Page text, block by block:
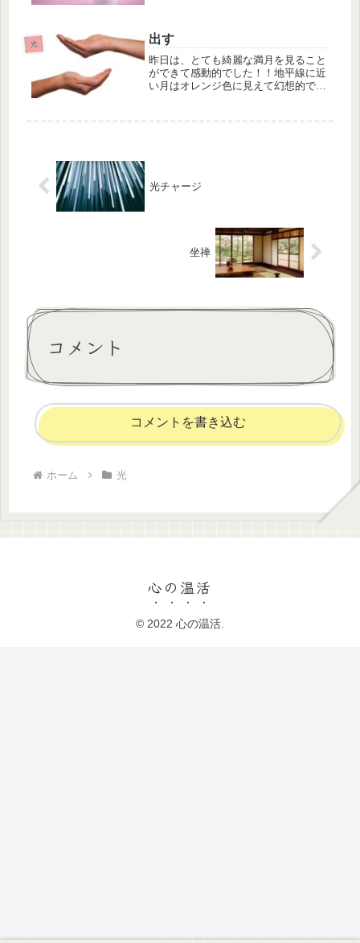
くりと今年の感謝を振り返るのもいい
のかもしれません。（心を無くすと書
い...
光 出す
昨日は、とても綺麗な満月を見ること
ができて感動的でした！！地平線に近
い月はオレンジ色に見えて幻想的で、
光チャージ
坐禅
コメント
コメントを書き込む
ホーム 光
心の温活
© 2022 心の温活.